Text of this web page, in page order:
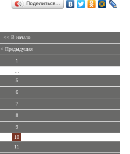
Поделиться…
<< В начало
< Предыдущая
1
5
6
7
8
9
10
11